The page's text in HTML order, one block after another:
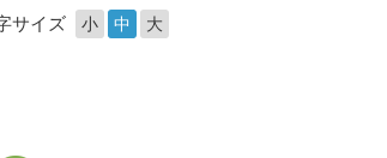
サイズ 小 中 大